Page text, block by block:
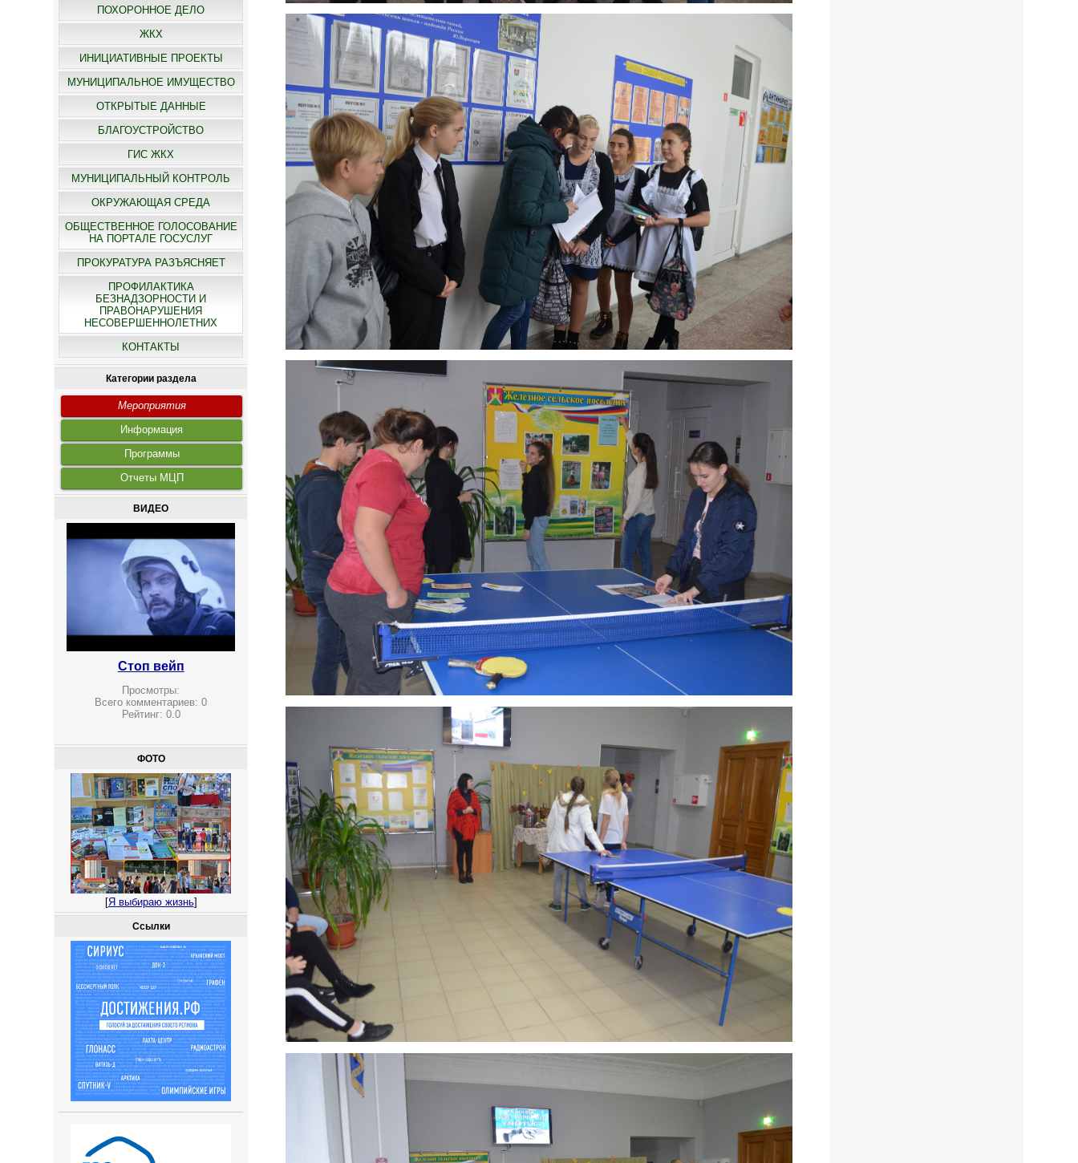
ПОХОРОННОЕ ДЕЛО
ЖКХ
ИНИЦИАТИВНЫЕ ПРОЕКТЫ
МУНИЦИПАЛЬНОЕ ИМУЩЕСТВО
ОТКРЫТЫЕ ДАННЫЕ
БЛАГОУСТРОЙСТВО
ГИС ЖКХ
МУНИЦИПАЛЬНЫЙ КОНТРОЛЬ
ОКРУЖАЮЩАЯ СРЕДА
ОБЩЕСТВЕННОЕ ГОЛОСОВАНИЕ
НА ПОРТАЛЕ ГОСУСЛУГ
ПРОКУРАТУРА РАЗЪЯСНЯЕТ
ПРОФИЛАКТИКА
БЕЗНАДЗОРНОСТИ И
ПРАВОНАРУШЕНИЯ
НЕСОВЕРШЕННОЛЕТНИХ
КОНТАКТЫ
Категории раздела
Мероприятия
Информация
Программы
Отчеты МЦП
ВИДЕО
Стоп вейп
Просмотры:
Всего комментариев:0
Рейтинг: 0.0
ФОТО
[Я выбираю жизнь]
Ссылки